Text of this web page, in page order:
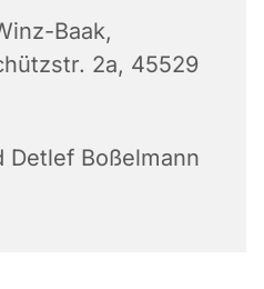
Baak,
2a, 45529
Detlef Boßelmann